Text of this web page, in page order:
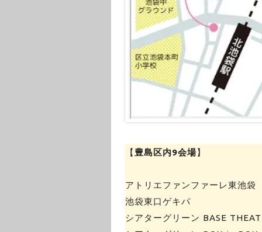
【 豊島区内9会場】
アトリエファンファーレ東池袋
池袋東口ゲキパ
シアターグリーン BASE